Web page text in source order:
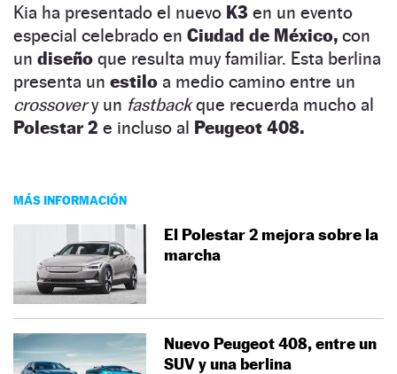
Kia ha presentado el nuevo K3 en un evento
especial celebrado en Ciudad de México, con
un diseño que resulta muy familiar. Esta berlina
presenta un estilo a medio camino entre un
crossovery un fastbackque recuerda mucho al
Polestar 2 e incluso al Peugeot 408.
MÁS INFORMACIÓN
El Polestar 2 mejora sobre la
marcha
Nuevo Peugeot 408, entre un
SUV y una berlina